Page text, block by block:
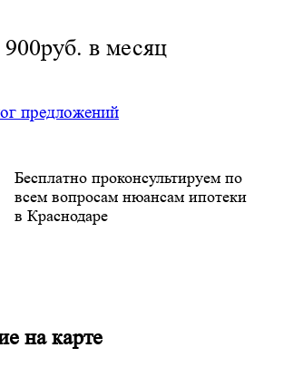
в месяц
предложений
Бесплатно проконсультируем по
всем вопросам нюансам ипотеки
в Краснодаре
на карте